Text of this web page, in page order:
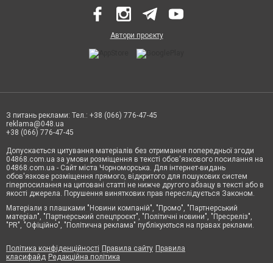
Автори проєкту
З питань реклами: Тел.: +38 (066) 776-47-45
reklama@048.ua
+38 (066) 776-47-45
Допускається цитування матеріалів без отримання попередньої згоди
04868.com.ua за умови розміщення в тексті обов'язкового посилання на
04868.com.ua - Сайт міста Чорноморська. Для інтернет-видань
обов'язкове розміщення прямого, відкритого для пошукових систем
гіперпосилання на цитовані статті не нижче другого абзацу в тексті або в
якості джерела. Порушення виняткових прав переслідується Законом.
Матеріали з плашками "Новини компаній", "Промо", "Партнерський
матеріал", "Партнерський спецпроєкт", "Політичні новини", "Пресреліз",
"PR", "Офіційно", "Політична реклама" публікуються на правах реклами.
Політика конфіденційності Правила сайту Правила
класифайд Редакційна політика